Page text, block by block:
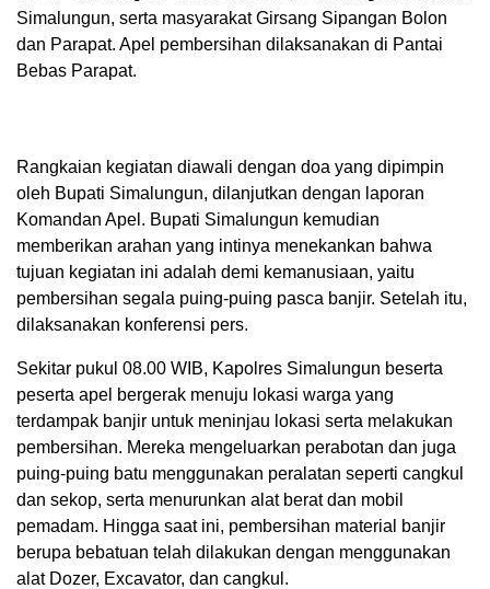
Simalungun, serta masyarakat Girsang Sipangan Bolon
dan Parapat. Apel pembersihan dilaksanakan di Pantai
Bebas Parapat.
Rangkaian kegiatan diawali dengan doa yang dipimpin
oleh Bupati Simalungun, dilanjutkan dengan laporan
Komandan Apel. Bupati Simalungun kemudian
memberikan arahan yang intinya menekankan bahwa
tujuan kegiatan ini adalah demi kemanusiaan, yaitu
pembersihan segala puing-puing pasca banjir. Setelah itu,
dilaksanakan konferensi pers.
Sekitar pukul 08.00 WIB, Kapolres Simalungun beserta
peserta apel bergerak menuju lokasi warga yang
terdampak banjir untuk meninjau lokasi serta melakukan
pembersihan. Mereka mengeluarkan perabotan dan juga
puing-puing batu menggunakan peralatan seperti cangkul
dan sekop, serta menurunkan alat berat dan mobil
pemadam. Hingga saat ini, pembersihan material banjir
berupa bebatuan telah dilakukan dengan menggunakan
alat Dozer, Excavator, dan cangkul.